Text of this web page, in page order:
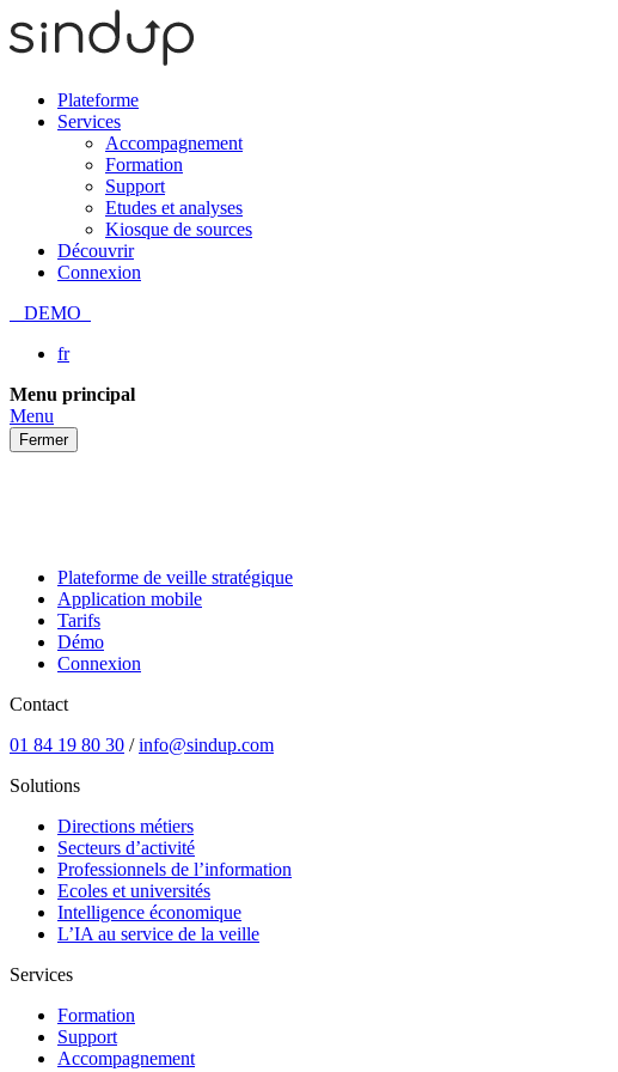
Plateforme
Services
Accompagnement
Formation
Support
Etudes et analyses
Kiosque de sources
Découvrir
Connexion
DEMO
fr
Passer
au
contenu
Menu principal
Menu
Fermer
Plateforme de veille stratégique
Application mobile
Tarifs
Démo
Connexion
Contact
01 84 19 80 30 /info@sindup.com
Solutions
Directions métiers
Secteurs d’activité
Professionnels de l’information
Ecoles et universités
Intelligence économique
L’IA au service de la veille
Services
Formation
Support
Accompagnement